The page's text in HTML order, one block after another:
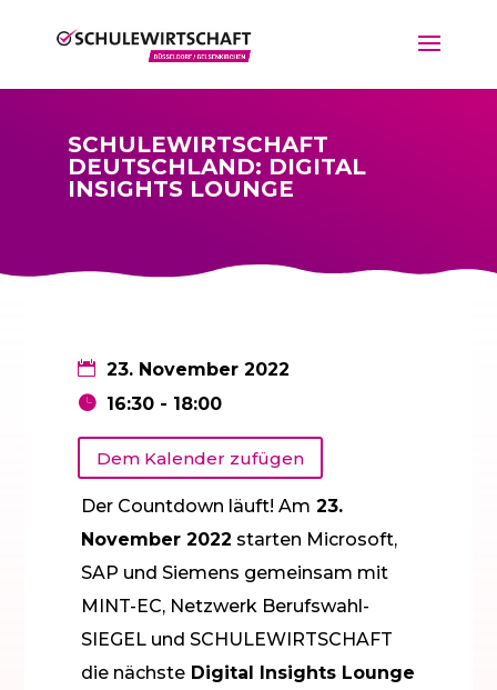
SCHULEWIRTSCHAFT
DEUTSCHLAND: DIGITAL
INSIGHTS LOUNGE
23. November 2022
16:30 - 18:00
Dem Kalender zufügen
Der Countdown läuft! Am 23.
November 2022 starten Microsoft,
SAP und Siemens gemeinsam mit
MINT-EC, Netzwerk Berufswahl-
SIEGEL und SCHULEWIRTSCHAFT
die nächste Digital Insights Lounge